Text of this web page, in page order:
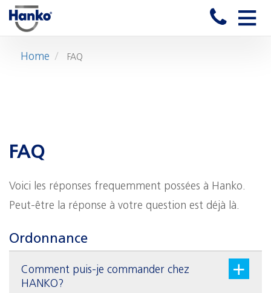
Toggle
Home FAQ
FAQ
Voici les réponses frequemment possées à Hanko.
Peut-être la réponse à votre question est déjà là.
Ordonnance
Comment puis-je commander chez
HANKO?